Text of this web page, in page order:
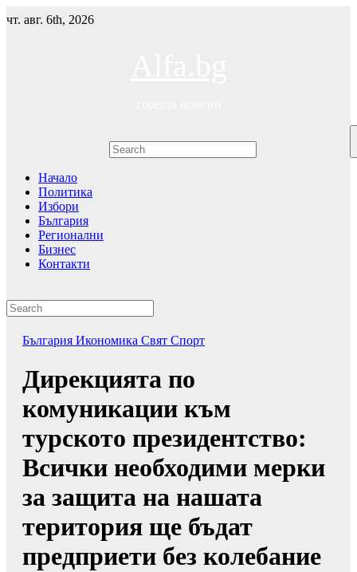
to
чт. авг. 6th, 2026
Начало
Политика
Избори
България
Регионални
Бизнес
Контакти
България Икономика Свят Спорт
Дирекцията по
комуникации към
турското президентство:
Всички необходими мерки
за защита на нашата
територия ще бъдат
предприети без колебание